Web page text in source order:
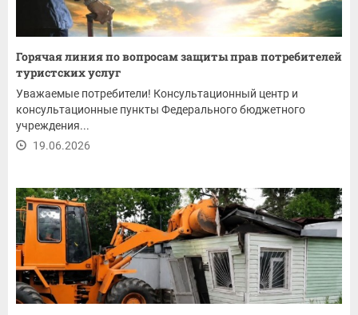
Горячая линия по вопросам защиты прав потребителей
туристских услуг
Уважаемые потребители! Консультационный центр и
консультационные пункты Федерального бюджетного
учреждения...
19.06.2026